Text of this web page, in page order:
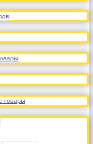
товары